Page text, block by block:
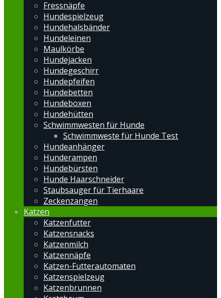
Fressnäpfe
Hundespielzeug
Hundehalsbänder
Hundeleinen
Maulkörbe
Hundejacken
Hundegeschirr
Hundepfeifen
Hundebetten
Hundeboxen
Hundehütten
Schwimmwesten für Hunde
Schwimmweste für Hunde Test
Hundeanhänger
Hunderampen
Hundebürsten
Hunde Haarschneider
Staubsauger für Tierhaare
Zeckenzangen
Katzen
Katzenfutter
Katzensnacks
Katzenmilch
Katzennäpfe
Katzen-Futterautomaten
Katzenspielzeug
Katzenbrunnen